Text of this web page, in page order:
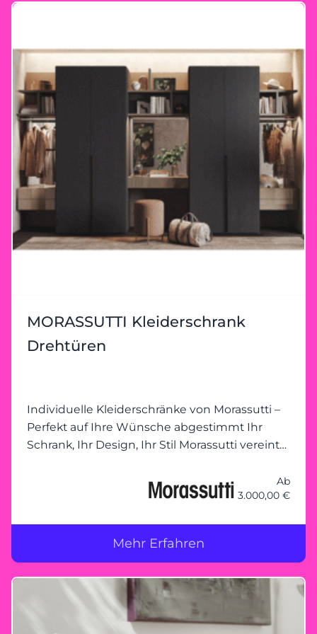
maßgeschneiderten Lösungen und
hochwertiger Verarbeitung wird jeder Schrank
zu einem Unikat, das nicht nur durch seine
Optik, sondern auch durch seine
Langlebigkeit überzeugt. Ihr Morassutti-
Erlebnis bei Heider Wohnambiente Besuchen
Sie unser Einrichtungshaus in Königswinter
und lassen Sie sich inspirieren. Entdecken Sie
die Vielfalt der Morassutti-Produkte und
erleben Sie, wie Ihre Ideen mit unserer
Expertise umgesetzt werden. Wir begleiten
Sie von der Planung bis zur Umsetzung –
Wohnambiente freut sich auf Ihren Besuch!
MORASSUTTI Kleiderschrank
Drehtüren
Individuelle Kleiderschränke von Morassutti –
Perfekt auf Ihre Wünsche abgestimmt Ihr
Schrank, Ihr Design, Ihr Stil Morassutti vereint
ermöglicht individuelle
Kleiderschranklösungen, die genau auf Ihre
begehbare Schranklösungen oder innovative
Wunsch offen. Gemeinsam planen – Ihre
Vorstellungen im Mittelpunkt Unser
erfahrenes Team steht Ihnen zur Seite, um
Ab
3.000,00 €
Mehr Erfahren